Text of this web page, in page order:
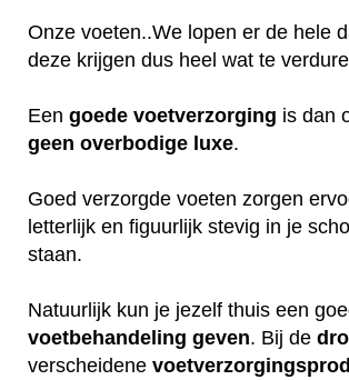
Onze voeten..We lopen er de hele
deze krijgen dus heel wat te
Een goede voetverzorging is dan
geen overbodige luxe.
Goed verzorgde voeten zorgen
letterlijk en figuurlijk stevig in je
staan.
Natuurlijk kun je jezelf thuis een
voetbehandeling geven. Bij de
verscheidene